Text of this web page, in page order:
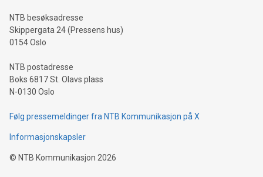
NTB besøksadresse
Skippergata 24 (Pressens hus)
0154 Oslo
NTB postadresse
Boks 6817 St. Olavs plass
N-0130 Oslo
Følg pressemeldinger fra NTB Kommunikasjon på X
Informasjonskapsler
© NTB Kommunikasjon 2026